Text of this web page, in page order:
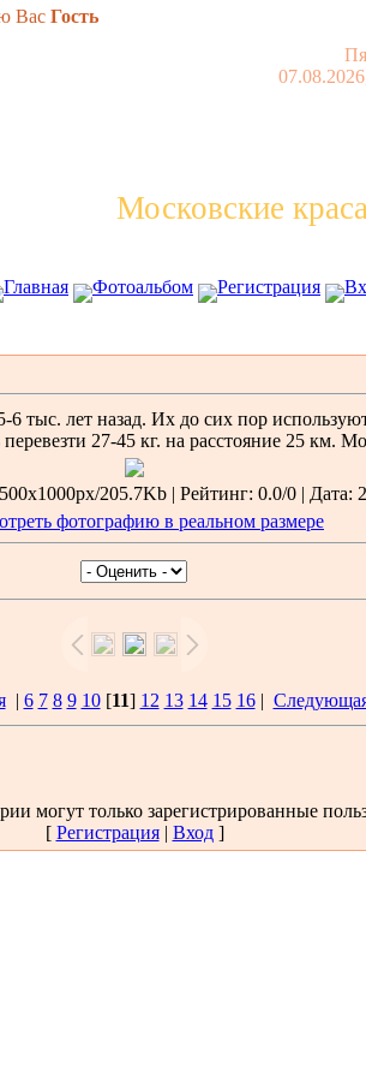
Вас Гость
Московские
Главная Фотоальбом Регистрация
лет назад. Их до сих пор используют
27-45 кг. на расстояние 25 км.
205.7Kb | Рейтинг: 0.0/0 | Дата:
фотографию в реальном размере
| 6 7 8 9 10[11] 12 13 14 15 16|
могут только зарегистрированные
[ Регистрация| Вход]